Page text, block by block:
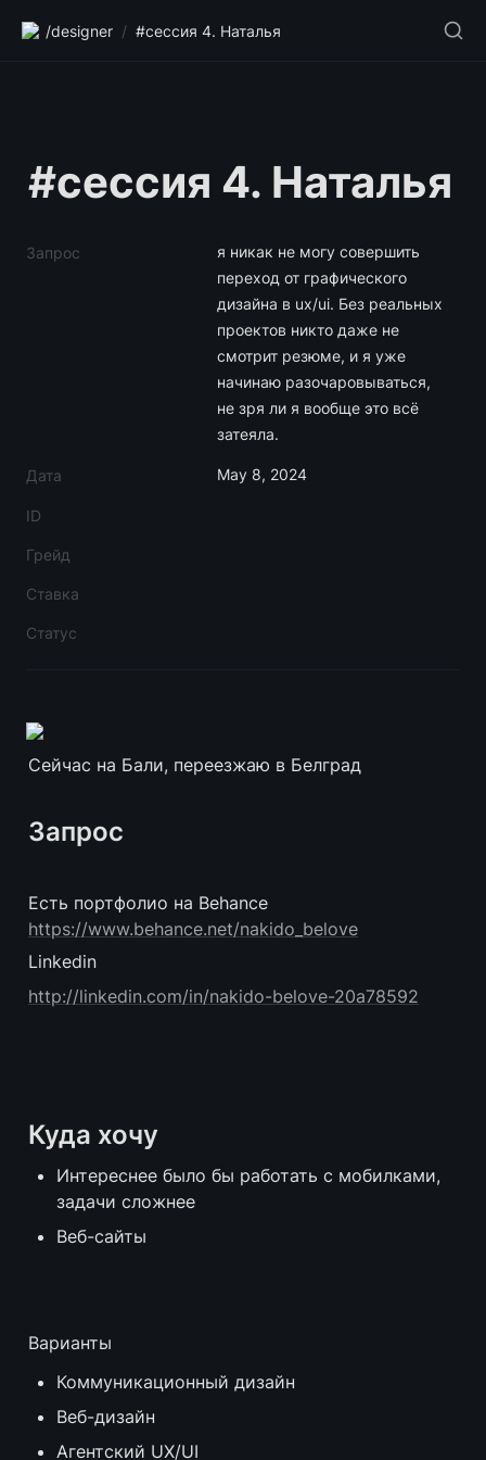
/designer / #сессия 4. Наталья
#сессия 4. Наталья
Запрос
я никак не могу совершить
переход от графического
дизайна в ux/ui. Без реальных
проектов никто даже не
смотрит резюме, и я уже
начинаю разочаровываться,
не зря ли я вообще это всё
затеяла.
Дата May 8, 2024
ID
Грейд
Ставка
Статус
Сейчас на Бали, переезжаю в Белград
Запрос
https://www.behance.net/nakido_belove
Linkedin
http://linkedin.com/in/nakido-belove-20a78592
Куда хочу
Интереснее было бы работать с мобилками,
задачи сложнее
Веб-сайты
Варианты
Коммуникационный дизайн
Веб-дизайн
Агентский UX/UI